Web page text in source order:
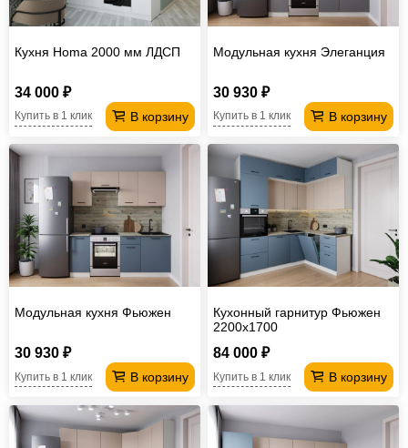
Кухня Homa 2000 мм ЛДСП
34 000 ₽
В корзину
Купить в 1 клик
Модульная кухня Элеганция
30 930 ₽
В корзину
Купить в 1 клик
Модульная кухня Фьюжен
30 930 ₽
В корзину
Купить в 1 клик
Кухонный гарнитур Фьюжен
2200х1700
84 000 ₽
В корзину
Купить в 1 клик